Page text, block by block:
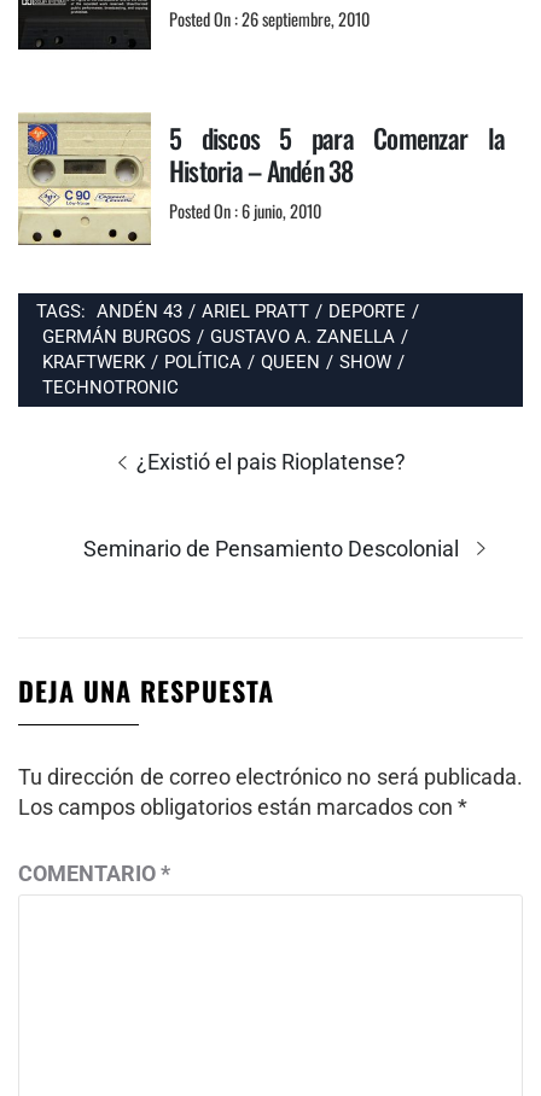
Posted On : 26 septiembre, 2010
5 discos 5 para Comenzar la
Historia – Andén 38
Posted On : 6 junio, 2010
TAGS: ANDÉN 43 / ARIEL PRATT / DEPORTE /
GERMÁN BURGOS / GUSTAVO A. ZANELLA /
KRAFTWERK / POLÍTICA / QUEEN / SHOW /
TECHNOTRONIC
Entrada
¿Existió el pais Rioplatense?
Entrada
Seminario de Pensamiento Descolonial
DEJA UNA RESPUESTA
Tu dirección de correo electrónico no será publicada.
Los campos obligatorios están marcados con *
COMENTARIO*